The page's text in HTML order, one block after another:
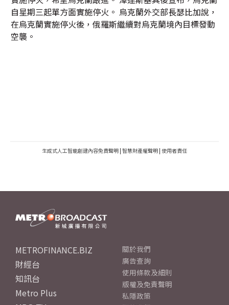
自星期三起單方面實施停火。 烏克蘭外交部長瑟比加說，
在烏克蘭實施停火後，俄羅斯繼續對烏克蘭境內目標發動
空襲。
生成式人工智能創建內容免責聲明 | 智慧財產權聲明 | 使用者責任
METROFINANCE.BIZ
財經台
知訊台
Metro Plus
關於我們
廣告查詢
使用條款及細則
版權及免責聲明
私隱政策